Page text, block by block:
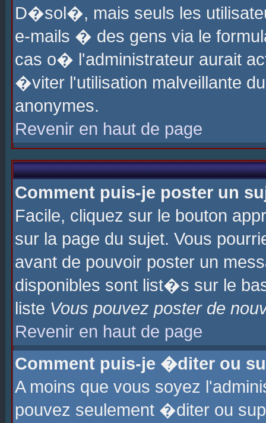
D�sol�, mais seuls les
e-mails � des gens via le
cas o� l'administrateur aurait
�viter l'utilisation malveillante
anonymes.
Revenir en haut de page
Comment puis-je poster un
Facile, cliquez sur le bouton
sur la page du sujet. Vous
avant de pouvoir poster un
disponibles sont list�s sur le
liste Vous pouvez poster de
Revenir en haut de page
Comment puis-je �diter ou
A moins que vous soyez
pouvez seulement �diter ou